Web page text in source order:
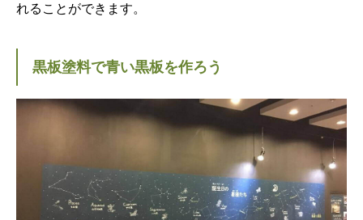
れることができます。
黒板塗料で青い黒板を作ろう